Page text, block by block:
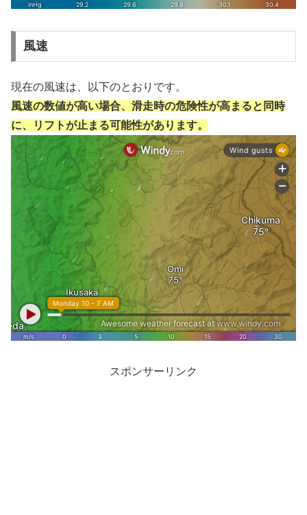
風速
現在の風速は、以下のとおりです。
風速の数値が高い場合、滑走時の危険性が高まると同時
に、リフトが止まる可能性があります。
スポンサーリンク